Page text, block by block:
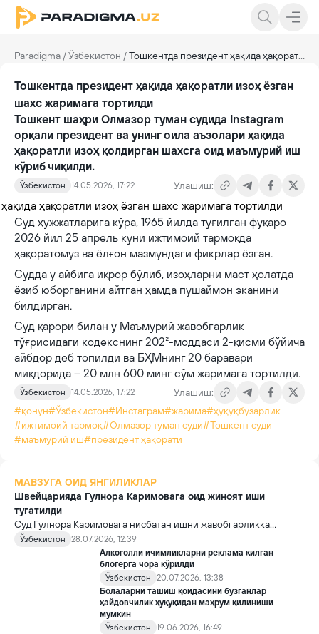
Paradigma /Ўзбекистон /Тошкентда президент ҳақида ҳақоратли изоҳ ёзган шахс жаримага тортилди
Тошкентда президент ҳақида ҳақоратли изоҳ ёзган
шахс жаримага тортилди
Тошкент шаҳри Олмазор туман судида Instagram
орқали президент ва унинг оила аъзолари ҳақида
ҳақоратли изоҳ қолдирган шахсга оид маъмурий иш
кўриб чиқилди.
Ўзбекистон 14.05.2026, 17:22 Улашиш:
Суд ҳужжатларига кўра, 1965 йилда туғилган фуқаро
2026 йил 25 апрель куни ижтимоий тармоқда
ҳақоратомуз ва ёлғон мазмундаги фикрлар ёзган.
Судда у айбига иқрор бўлиб, изоҳларни маст ҳолатда
ёзиб юборганини айтган ҳамда пушаймон эканини
билдирган.
Суд қарори билан у Маъмурий жавобгарлик
тўғрисидаги кодекснинг 202²-моддаси 2-қисми бўйича
айбдор деб топилди ва БҲМнинг 20 баравари
миқдорида – 20 млн 600 минг сўм жаримага тортилди.
Ўзбекистон 14.05.2026, 17:22
Улашиш:
#қонун#Ўзбекистон#Инстаграм#жарима#ҳуқуқбузарлик
#ижтимоий тармоқ#Олмазор туман суди#Тошкент суди
#маъмурий иш#президент ҳақорати
МАВЗУГА ОИД ЯНГИЛИКЛАР
Швейцарияда Гулнора Каримовага оид жиноят иши
тугатилди
Суд Гулнора Каримовага нисбатан ишни жавобгарликка
тортиш муддати билан боғлиқ сабабларга кўра тугатди. Шу
билан бирга, Lombard Odier банки пул ювишнинг олдини
олмагани учун миллионлаб франк жаримага тортилди.
Ўзбекистон
28.07.2026, 12:39
Алкоголли ичимликларни реклама қилган
блогерга чора кўрилди
Ўзбекистон
20.07.2026, 13:38
Болаларни ташиш қоидасини бузганлар
ҳайдовчилик ҳуқуқидан маҳрум қилиниши
мумкин
Ўзбекистон
19.06.2026, 16:49